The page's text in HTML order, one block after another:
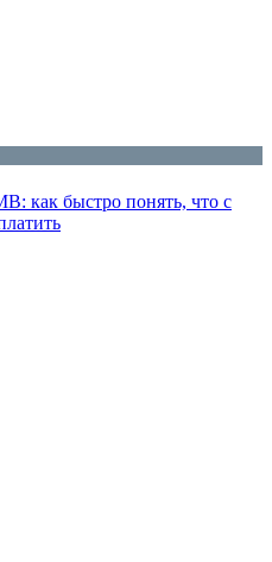
как быстро понять, что с